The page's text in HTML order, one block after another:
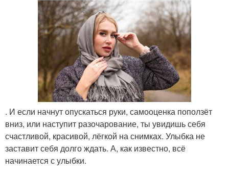
. И если начнут опускаться руки, самооценка поползёт
вниз, или наступит разочарование, ты увидишь себя
счастливой, красивой, лёгкой на снимках. Улыбка не
заставит себя долго ждать. А, как известно, всё
начинается с улыбки.